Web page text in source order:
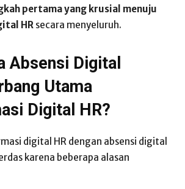
pertama yang krusial menuju
HR secara menyeluruh.
Absensi Digital
Utama
Digital HR?
digital HR dengan absensi digital
karena beberapa alasan